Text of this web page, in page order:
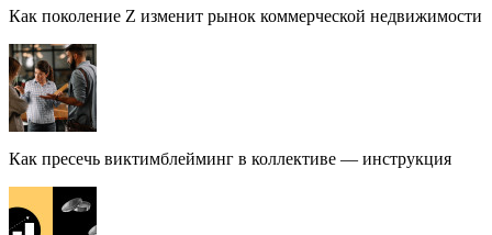
Как поколение Z изменит рынок коммерческой недвижимости
Как пресечь виктимблейминг в коллективе — инструкция